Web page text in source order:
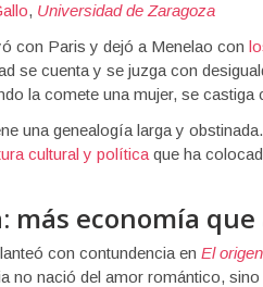
, Universidad de Zaragoza
con Paris y dejó a Menelao con
se cuenta y se juzga con
la comete una mujer, se castiga
una genealogía larga y
cultural y política que ha
más economía
con contundencia en El
no nació del amor romántico,